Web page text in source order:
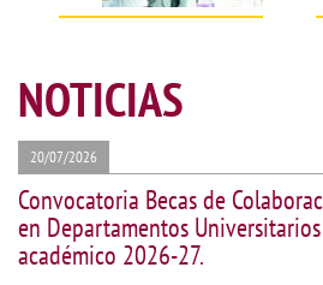
NOTICIAS
20/07/2026
Convocatoria Becas de
en Departamentos
académico 2026-27.